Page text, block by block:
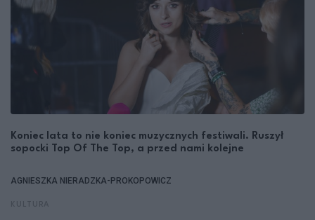
Koniec lata to nie koniec muzycznych festiwali. Ruszył
sopocki Top Of The Top, a przed nami kolejne
AGNIESZKA NIERADZKA-PROKOPOWICZ